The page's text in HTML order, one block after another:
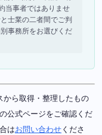
当事者ではありませ
士業の二者間でご判
事務所をお選びくだ
から取得・整理したもの
公式ページをご確認くだ
はお問い合わせ くださ